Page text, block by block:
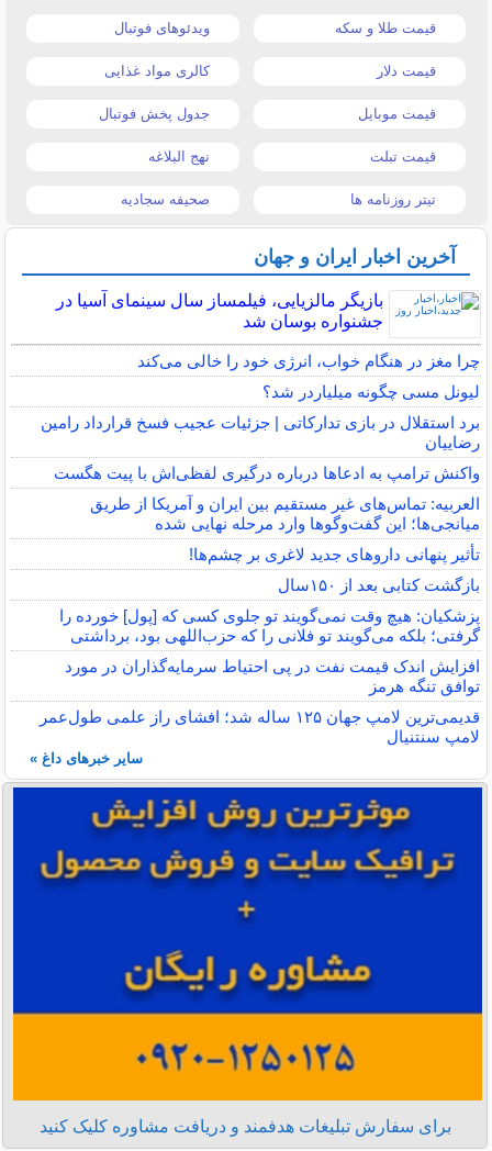
قیمت طلا و سکه ویدئوهای فوتبال
قیمت دلار کالری مواد غذایی
قیمت موبایل جدول پخش فوتبال
قیمت تبلت نهج البلاغه
تیتر روزنامه ها صحیفه سجادیه
آخرین اخبار ایران و جهان
بازیگر مالزیایی، فیلمساز سال سینمای آسیا در
جشنواره بوسان شد
چرا مغز در هنگام خواب، انرژی خود را خالی می‌کند
لیونل مسی چگونه میلیاردر شد؟
برد استقلال در بازی تدارکاتی | جزئیات عجیب فسخ قرارداد رامین
رضاییان
واکنش ترامپ به ادعاها درباره درگیری لفظی‌اش با پیت هگست
العربیه: تماس‌های غیر مستقیم بین ایران و آمریکا از طریق
میانجی‌ها؛ این گفت‌و‌گو‌ها وارد مرحله نهایی شده
تأثیر پنهانی داروهای جدید لاغری بر چشم‌ها!
بازگشت کتابی بعد از ۱۵۰سال
پزشکیان: هیچ وقت نمی‌گویند تو جلوی کسی که [پول] خورده را
گرفتی؛ بلکه می‌گویند تو فلانی را که حزب‌اللهی بود، برداشتی
افزایش اندک قیمت نفت در پی احتیاط سرمایه‌گذاران در مورد
توافق تنگه هرمز
قدیمی‌ترین لامپ جهان ۱۲۵ ساله شد؛ افشای راز علمی طول‌عمر
لامپ سنتنیال
سایر خبرهای داغ »
برای سفارش تبلیغات هدفمند و دریافت مشاوره کلیک کنید